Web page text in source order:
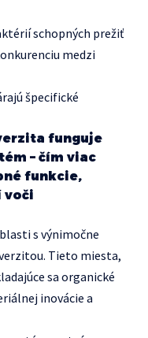
schopných prežiť
medzi
špecifické
funguje
– čím viac
funkcie,
voči
s výnimočne
Tieto miesta,
sa organické
inovácie a